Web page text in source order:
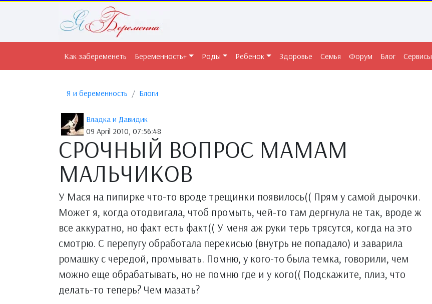
Как забеременеть Беременность+ Роды Ребенок Здоровье Семья Форум Блог Сервисы
Я и беременность Блоги
Владка и Давидик
09 April 2010, 07:56:48
СРОЧНЫЙ ВОПРОС МАМАМ
МАЛЬЧИКОВ
У Мася на пипирке что-то вроде трещинки появилось(( Прям у самой дырочки.
Может я, когда отодвигала, чтоб промыть, чей-то там дергнула не так, вроде ж
все аккуратно, но факт есть факт(( У меня аж руки терь трясутся, когда на это
смотрю. С перепугу обработала перекисью (внутрь не попадало) и заварила
ромашку с чередой, промывать. Помню, у кого-то была темка, говорили, чем
можно еще обрабатывать, но не помню где и у кого(( Подскажите, плиз, что
делать-то теперь? Чем мазать?